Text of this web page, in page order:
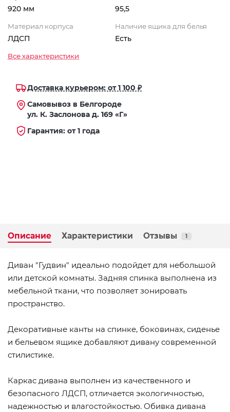
920 мм 95,5
Материал корпуса
ЛДСП
Наличие ящика для белья
Есть
Все характеристики
Доставка курьером: от 1 100 ₽
Самовывоз в Белгороде
ул. К. Заслонова д. 169 «Г»
Гарантия: от 1 года
Описание Характеристики Отзывы 1
Диван "Гудвин" идеально подойдет для небольшой
или детской комнаты. Задняя спинка выполнена из
мебельной ткани, что позволяет зонировать
пространство.
Декоративные канты на спинке, боковинах, сиденье
и бельевом ящике добавляют дивану современной
стилистике.
Каркас дивана выполнен из качественного и
безопасного ЛДСП, отличается экологичностью,
надежностью и влагостойкостью. Обивка дивана